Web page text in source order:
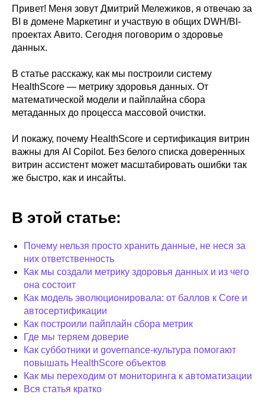
Привет! Меня зовут Дмитрий Мележиков, я отвечаю за
BI в домене Маркетинг и участвую в общих DWH/BI-
проектах Авито. Сегодня поговорим о здоровье
данных.
В статье расскажу, как мы построили систему
HealthScore — метрику здоровья данных. От
математической модели и пайплайна сбора
метаданных до процесса массовой очистки.
И покажу, почему HealthScore и сертификация витрин
важны для AI Copilot. Без белого списка доверенных
витрин ассистент может масштабировать ошибки так
же быстро, как и инсайты.
В этой статье:
Почему нельзя просто хранить данные, не неся за
них ответственность
Как мы создали метрику здоровья данных и из чего
она состоит
Как модель эволюционировала: от баллов к Core и
автосертификации
Как построили пайплайн сбора метрик
Где мы теряем доверие
Как субботники и governance-культура помогают
повышать HealthScore объектов
Как мы переходим от мониторинга к автоматизации
Вся статья кратко